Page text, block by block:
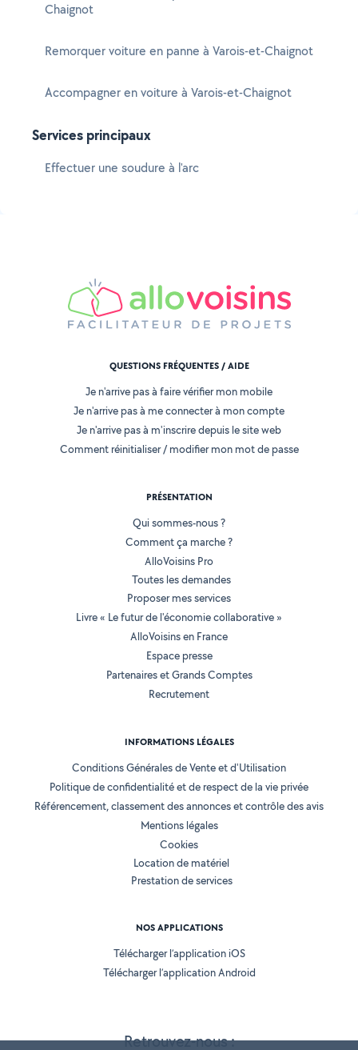
Chaignot
Remorquer voiture en panne à Varois-et-Chaignot
Accompagner en voiture à Varois-et-Chaignot
Services principaux
Effectuer une soudure à l'arc
Retrouvez-nous :
QUESTIONS FRÉQUENTES / AIDE
Je n'arrive pas à faire vérifier mon mobile
Je n'arrive pas à me connecter à mon compte
Je n'arrive pas à m'inscrire depuis le site web
Comment réinitialiser / modifier mon mot de passe
PRÉSENTATION
Qui sommes-nous ?
Comment ça marche ?
AlloVoisins Pro
Toutes les demandes
Proposer mes services
Livre « Le futur de l'économie collaborative »
AlloVoisins en France
Espace presse
Partenaires et Grands Comptes
Recrutement
INFORMATIONS LÉGALES
Conditions Générales de Vente et d'Utilisation
Politique de confidentialité et de respect de la vie privée
Référencement, classement des annonces et contrôle des avis
Mentions légales
Cookies
Location de matériel
Prestation de services
NOS APPLICATIONS
Télécharger l’application iOS
Télécharger l’application Android